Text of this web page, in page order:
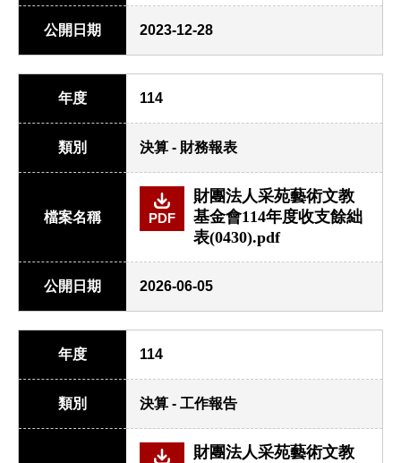
公開日期 2023-12-28
年度 114
類別 決算 - 財務報表
檔案名稱 PDF
財團法人采苑藝術文教
基金會114年度收支餘絀
表(0430).pdf
公開日期 2026-06-05
年度 114
類別 決算 - 工作報告
財團法人采苑藝術文教